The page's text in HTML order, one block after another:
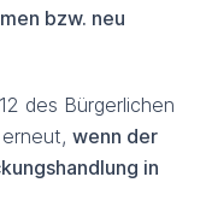
bzw. neu
des Bürgerlichen
wenn der
in